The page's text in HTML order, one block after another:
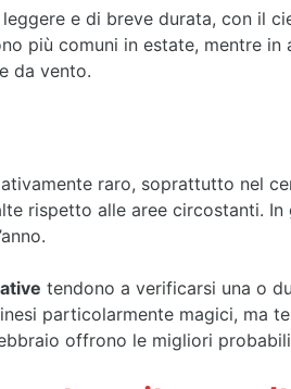
e di breve durata, con il
più comuni in estate, mentre
da vento.
raro, soprattutto nel
rispetto alle aree circostanti.
tendono a verificarsi una o
particolarmente magici, ma
offrono le migliori